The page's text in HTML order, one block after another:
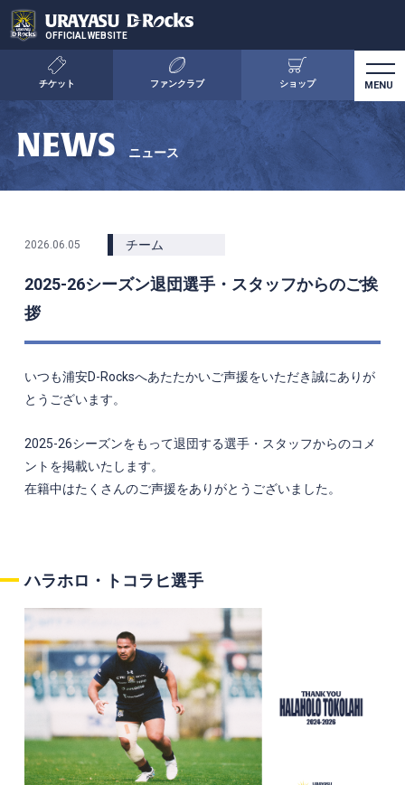
OFFICIAL WEBSITE
チケット ファンクラブ ショップ
NEWS ニュース
2026.06.05 チーム
2025-26シーズン退団選手・スタッフからのご挨
拶
いつも浦安D-Rocksへあたたかいご声援をいただき誠にありが
とうございます。
2025-26シーズンをもって退団する選手・スタッフからのコメ
ントを掲載いたします。
在籍中はたくさんのご声援をありがとうございました。
ハラホロ・トコラヒ選手